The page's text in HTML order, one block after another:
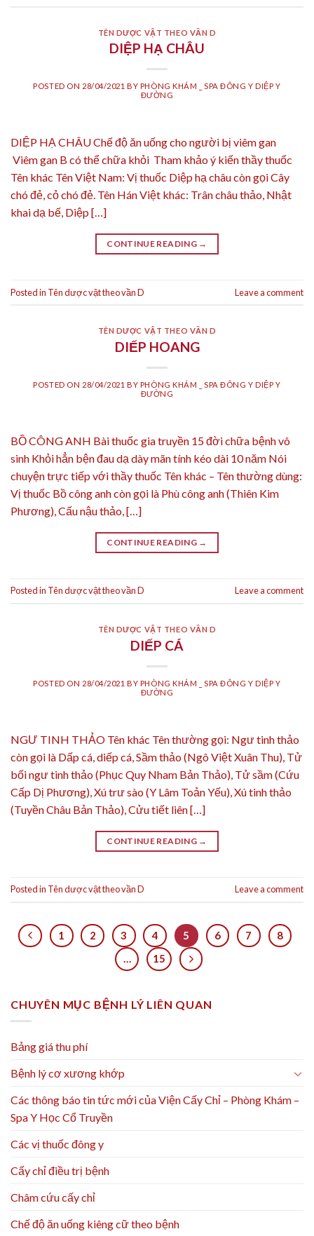
TÊN DƯỢC VẬT THEO VẦN D
DIỆP HẠ CHÂU
POSTED ON 28/04/2021 BY PHÒNG KHÁM _ SPA ĐÔNG Y DIỆP Y
ĐƯỜNG
DIỆP HẠ CHÂU Chế độ ăn uống cho người bị viêm gan
Viêm gan B có thể chữa khỏi Tham khảo ý kiến thầy thuốc
Tên khác Tên Việt Nam: Vị thuốc Diệp hạ châu còn gọi Cây
chó đẻ, cỏ chó đẻ. Tên Hán Việt khác: Trân châu thảo, Nhật
khai dạ bế, Diệp […]
CONTINUE READING →
Posted in Tên dược vật theo vần D Leave a comment
TÊN DƯỢC VẬT THEO VẦN D
DIẾP HOANG
POSTED ON 28/04/2021 BY PHÒNG KHÁM _ SPA ĐÔNG Y DIỆP Y
ĐƯỜNG
BỒ CÔNG ANH Bài thuốc gia truyền 15 đời chữa bệnh vô
sinh Khỏi hẳn bện đau dạ dày mãn tính kéo dài 10 năm Nói
chuyện trực tiếp với thầy thuốc Tên khác – Tên thường dùng:
Vị thuốc Bồ công anh còn gọi là Phù công anh (Thiên Kim
Phương), Cấu nậu thảo, […]
CONTINUE READING →
Posted in Tên dược vật theo vần D Leave a comment
TÊN DƯỢC VẬT THEO VẦN D
DIẾP CÁ
POSTED ON 28/04/2021 BY PHÒNG KHÁM _ SPA ĐÔNG Y DIỆP Y
ĐƯỜNG
NGƯ TINH THẢO Tên khác Tên thường gọi: Ngư tinh thảo
còn gọi là Dấp cá, diếp cá, Sầm thảo (Ngô Việt Xuân Thu), Tử
bối ngư tinh thảo (Phục Quy Nham Bản Thảo), Tử sầm (Cứu
Cấp Dị Phương), Xú trư sào (Y Lâm Toản Yếu), Xú tinh thảo
(Tuyền Châu Bản Thảo), Cửu tiết liên […]
CONTINUE READING →
Posted in Tên dược vật theo vần D Leave a comment
1 2 3 4 5 6 7
8
…
15
CHUYÊN MỤC BỆNH LÝ LIÊN QUAN
Bảng giá thu phí
Bệnh lý cơ xương khớp
Các thông báo tin tức mới của Viện Cấy Chỉ – Phòng Khám –
Spa Y Học Cổ Truyền
Các vị thuốc đông y
Cấy chỉ điều trị bệnh
Châm cứu cấy chỉ
Chế độ ăn uống kiêng cữ theo bệnh